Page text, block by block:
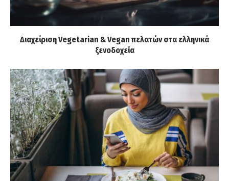
Διαχείριση Vegetarian & Vegan πελατών στα ελληνικά
ξενοδοχεία